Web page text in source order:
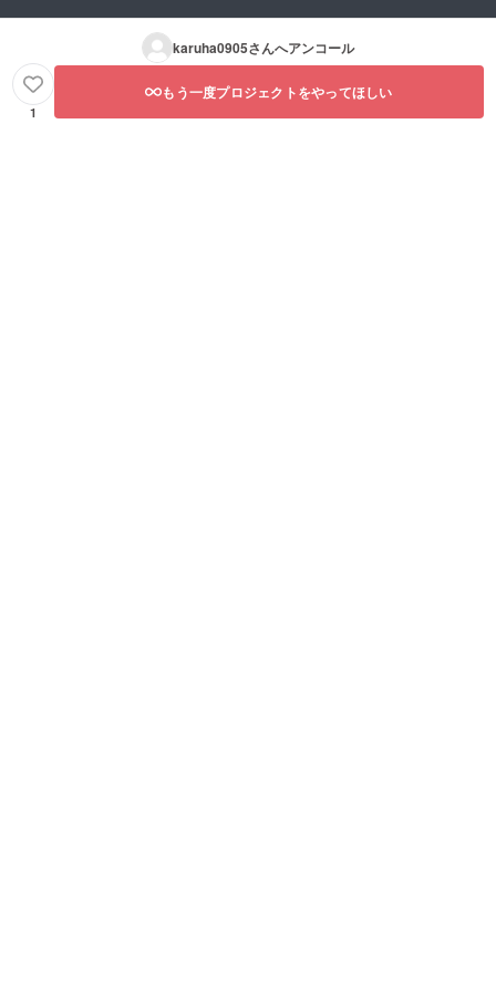
karuha0905さんへアンコール
1
もう一度プロジェクトをやってほしい